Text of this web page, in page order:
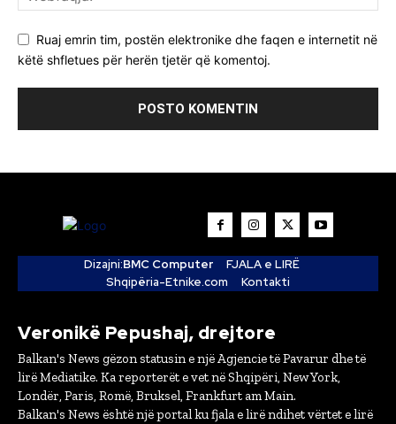
Ruaj emrin tim, postën elektronike dhe faqen e internetit në
këtë shfletues për herën tjetër që komentoj.
Dizajni:BMC Computer
FJALA e LIRË
Shqipëria-Etnike.com
Kontakti
Veronikë Pepushaj, drejtore
Balkan's News gëzon statusin e një Agjencie të Pavarur dhe të
lirë Mediatike. Ka reporterët e vet në Shqipëri, New York,
Londër, Paris, Romë, Bruksel, Frankfurt am Main.
Balkan's News është një portal ku fjala e lirë ndihet vërtet e lirë